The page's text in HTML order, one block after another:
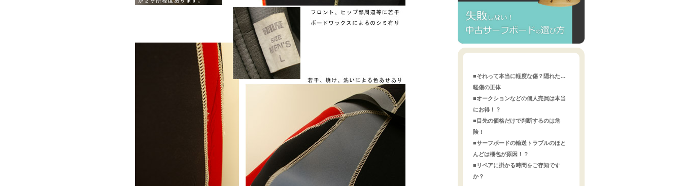
■それって本当に軽度な傷？隠れた…
軽傷の正体
■オークションなどの個人売買は本当
にお得！？
■目先の価格だけで判断するのは危
険！
■サーフボードの輸送トラブルのほと
んどは梱包が原因！？
■リペアに掛かる時間をご存知です
か？